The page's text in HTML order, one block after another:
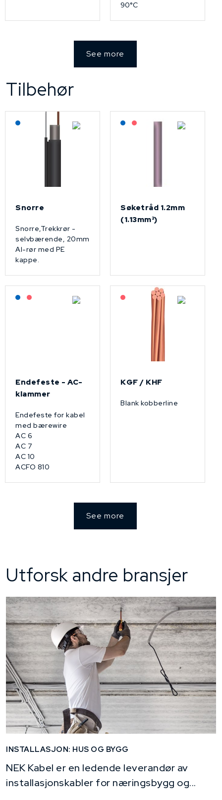
90°C
See more
Tilbehør
Lagerført: NEK Kabel
Snorre
Snorre,Trekkrør -
selvbærende, 20mm
Al-rør med PE
kappe.
Lagerført: NEK Kabel
På forespørsel
Søketråd 1.2mm
(1.13mm²)
Lagerført: NEK Kabel
På forespørsel
Endefeste - AC-
klammer
Endefeste for kabel
med bærewire
AC 6
AC 7
AC 10
ACFO 810
På forespørsel
KGF / KHF
Blank kobberline
See more
Utforsk andre bransjer
INSTALLASJON: HUS OG BYGG
NEK Kabel er en ledende leverandør av
installasjonskabler for næringsbygg og...